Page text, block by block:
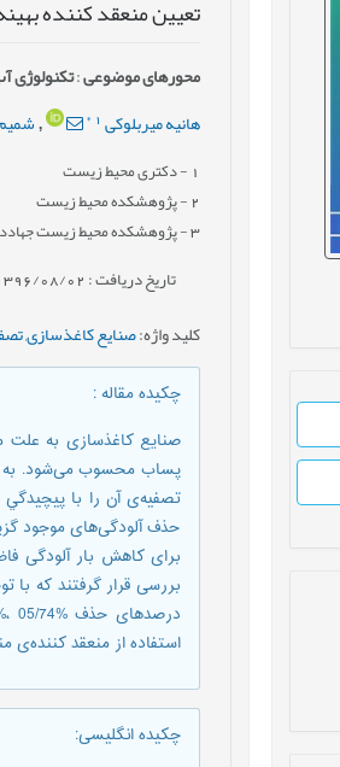
تعیین منعقد کننده
محورهای موضوعی:تکنولوژی
هانیه میربلوکی 1
*
,
1 - دکتری محیط زیست
2- پژوهشکده محیط زیست
3- پژوهشکده محیط زیست
تاریخ دریافت : 1396/08/02
کلید واژه:صنایع کاغذسازی,
چکیده مقاله:
صنایع کاغذسازی به علت
پساب محسوب می‌شود. به
تصفیه‌ی آن را با
استفاده از منعقد
چکیده انگلیسی: